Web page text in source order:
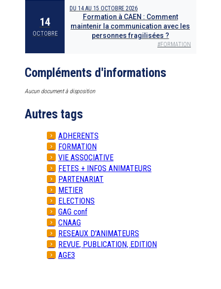
14
OCTOBRE
DU 14 AU 15 OCTOBRE 2026
Formation à CAEN : Comment
maintenir la communication avec les
personnes fragilisées ?
#FORMATION
Compléments d'informations
Aucun document à disposition
Autres tags
ADHERENTS
FORMATION
VIE ASSOCIATIVE
FETES + INFOS ANIMATEURS
PARTENARIAT
METIER
ELECTIONS
GAG conf
CNAAG
RESEAUX D'ANIMATEURS
REVUE, PUBLICATION, EDITION
AGE3